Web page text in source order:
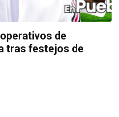
de
tras festejos de